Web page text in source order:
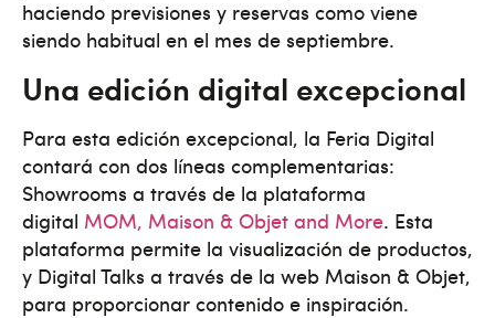
haciendo previsiones y reservas como viene
siendo habitual en el mes de septiembre.
Una edición digital excepcional
Para esta edición excepcional, la Feria Digital
contará con dos líneas complementarias:
Showrooms a través de la plataforma
digital MOM, Maison & Objet and More. Esta
plataforma permite la visualización de productos,
y Digital Talks a través de la web Maison & Objet,
para proporcionar contenido e inspiración.